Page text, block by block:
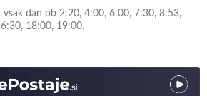
dan ob 2:20, 4:00, 6:00, 7:30, 8:53,
18:00, 19:00.